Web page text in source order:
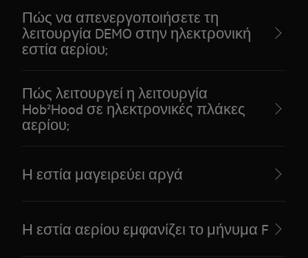
Πώς να απενεργοποιήσετε τη
λειτουργία DEMO στην ηλεκτρονική
εστία αερίου;
Πώς λειτουργεί η λειτουργία
Hob²Hood σε ηλεκτρονικές πλάκες
αερίου;
Η εστία μαγειρεύει αργά
Η εστία αερίου εμφανίζει το μήνυμα F